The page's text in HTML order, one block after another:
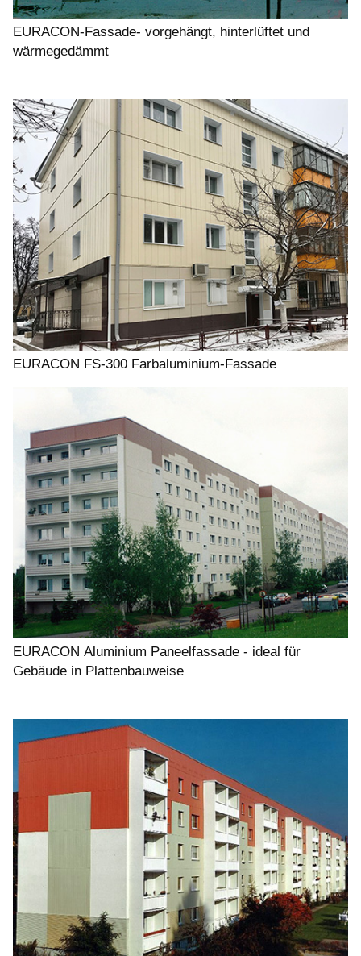
EURACON-Fassade- vorgehängt, hinterlüftet und
wärmegedämmt
EURACON FS-300 Farbaluminium-Fassade
EURACON Aluminium Paneelfassade - ideal für
Gebäude in Plattenbauweise